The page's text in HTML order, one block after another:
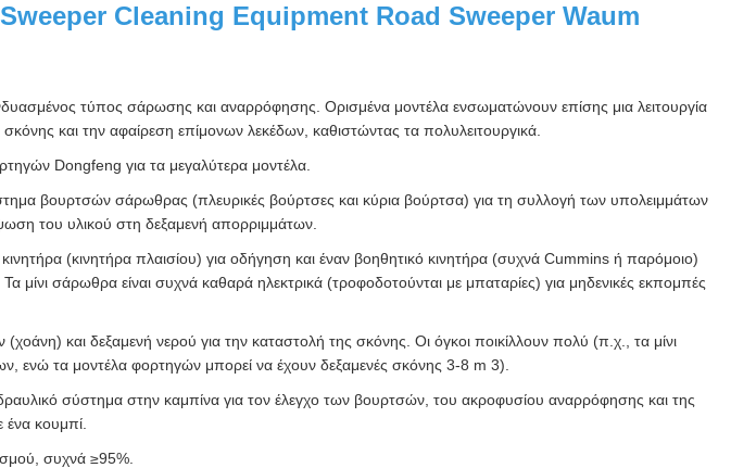
Cleaning Equipment Road Sweeper Waum
τύπος σάρωσης και αναρρόφησης. Ορισμένα μοντέλα ενσωματώνουν επίσης μια λειτουργία
και την αφαίρεση επίμονων λεκέδων, καθιστώντας τα πολυλειτουργικά.
Dongfeng για τα μεγαλύτερα μοντέλα.
βουρτσών σάρωθρας (πλευρικές βούρτσες και κύρια βούρτσα) για τη συλλογή των υπολειμμάτων
του υλικού στη δεξαμενή απορριμμάτων.
(κινητήρα πλαισίου) για οδήγηση και έναν βοηθητικό κινητήρα (συχνά Cummins ή παρόμοιο)
μίνι σάρωθρα είναι συχνά καθαρά ηλεκτρικά (τροφοδοτούνται με μπαταρίες) για μηδενικές εκπομπές
και δεξαμενή νερού για την καταστολή της σκόνης. Οι όγκοι ποικίλλουν πολύ (π.χ., τα μίνι
ενώ τα μοντέλα φορτηγών μπορεί να έχουν δεξαμενές σκόνης 3-8 m 3).
σύστημα στην καμπίνα για τον έλεγχο των βουρτσών, του ακροφυσίου αναρρόφησης και της
ένα κουμπί.
συχνά ≥95%.